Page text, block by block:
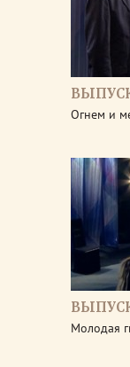
Огнем и
Молодая